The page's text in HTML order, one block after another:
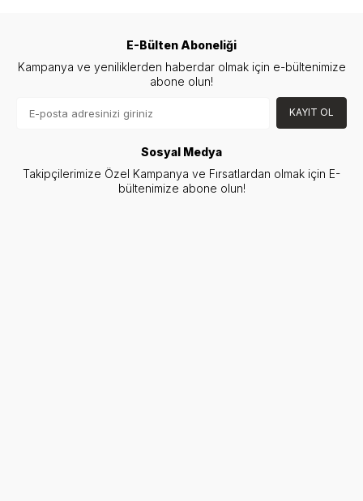
E-Bülten Aboneliği
Kampanya ve yeniliklerden haberdar olmak için e-bültenimize
abone olun!
KAYIT OL
Sosyal Medya
Takipçilerimize Özel Kampanya ve Fırsatlardan olmak için E-
bültenimize abone olun!